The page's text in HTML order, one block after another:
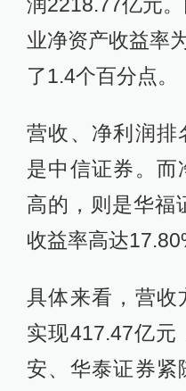
润2218.77亿元
业净资产收益率
了1.4个百分点。
营收、净利润排
是中信证券。而
高的，则是华福
收益率高达
具体来看，营收
实现417.47亿
安、华泰证券紧